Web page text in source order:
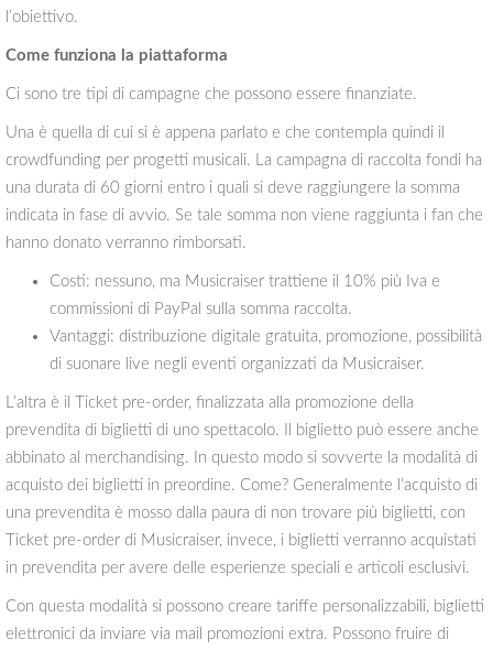
l’obiettivo.
Come funziona la piattaforma
Ci sono tre tipi di campagne che possono essere finanziate.
Una è quella di cui si è appena parlato e che contempla quindi il
crowdfunding per progetti musicali. La campagna di raccolta fondi ha
una durata di 60 giorni entro i quali si deve raggiungere la somma
indicata in fase di avvio. Se tale somma non viene raggiunta i fan che
hanno donato verranno rimborsati.
Costi: nessuno, ma Musicraiser trattiene il 10% più Iva e
commissioni di PayPal sulla somma raccolta.
Vantaggi: distribuzione digitale gratuita, promozione, possibilità
di suonare live negli eventi organizzati da Musicraiser.
L’altra è il Ticket pre-order, finalizzata alla promozione della
prevendita di biglietti di uno spettacolo. Il biglietto può essere anche
abbinato al merchandising. In questo modo si sovverte la modalità di
acquisto dei biglietti in preordine. Come? Generalmente l’acquisto di
una prevendita è mosso dalla paura di non trovare più biglietti, con
Ticket pre-order di Musicraiser, invece, i biglietti verranno acquistati
in prevendita per avere delle esperienze speciali e articoli esclusivi.
Con questa modalità si possono creare tariffe personalizzabili, biglietti
elettronici da inviare via mail promozioni extra. Possono fruire di